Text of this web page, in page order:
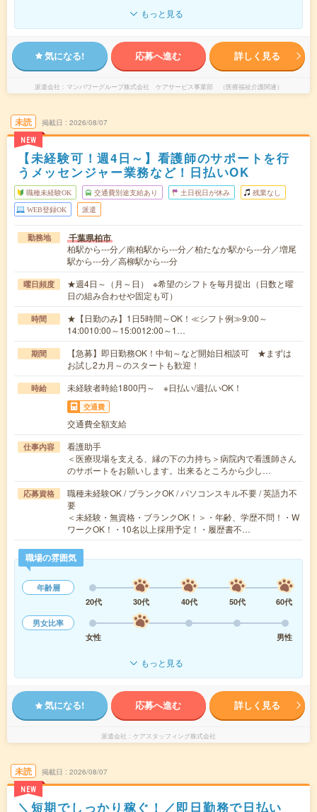
もっと見る
気になる! 応募へ進む 詳しく見る
派遣会社 マンパワーグループ株式会社 ケアサービス事業部 （医療福祉介護関連）
未読
NEW
掲載日 2026/08/07
【未経験可！週4日～】看護師のサポートを行
うメッセンジャー業務など！日払いOK
職種未経験OK 交通費別途支給あり 土日祝日が休み 残業なし
WEB登録OK 派遣
勤務地 千葉県柏市
柏駅から---分／南柏駅から---分／柏たなか駅から---分／増尾
駅から---分／高柳駅から---分
曜日頻度
★週4日～（月～日） ※希望のシフトを毎月提出（日数と曜
日の組み合わせや固定も可）
時間
★【日勤のみ】1日5時間～OK！≪シフト例≫9:00～
14:0010:00～15:0012:00～1…
期間
【急募】即日勤務OK！中旬～など開始日相談可 ★まずは
お試し2カ月～のスタートも歓迎！
時給 未経験者時給1800円～ ※日払い/週払いOK！
交通費
交通費全額支給
仕事内容
看護助手
＜医療現場を支える、縁の下の力持ち＞病院内で看護師さん
のサポートをお願いします。出来るところから少し…
応募資格
職種未経験OK / ブランクOK / パソコンスキル不要 / 英語力不
要
＜未経験・無資格・ブランクOK！＞・年齢、学歴不問！・W
ワークOK！・10名以上採用予定！・履歴書不…
職場の雰囲気
年齢層
20代
30代 40代 50代
60代
男女比率
女性
男性
もっと見る
気になる! 応募へ進む 詳しく見る
派遣会社 ケアスタッフィング株式会社
未読
NEW
掲載日 2026/08/07
＼短期でしっかり稼ぐ！／即日勤務で日払い